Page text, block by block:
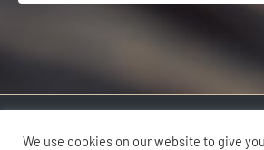
δικαιώματος.
We use cookies on our website to give